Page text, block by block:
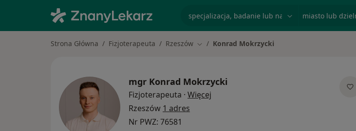
Strona Główna Fizjoterapeuta Rzeszów Zmień miasto
Konrad Mokrzycki
mgr Konrad Mokrzycki
Fizjoterapeuta · Więcej
Rzeszów 1 adres
Nr PWZ: 76581